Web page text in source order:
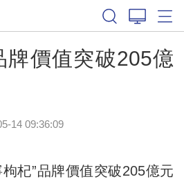
牌價值突破205億
14 09:36:09
”品牌價值突破205億元